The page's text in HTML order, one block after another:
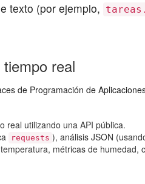
texto (por ejemplo,
real
de Programación de
real utilizando una API pública.
requests ), análisis JSON
métricas de humedad,